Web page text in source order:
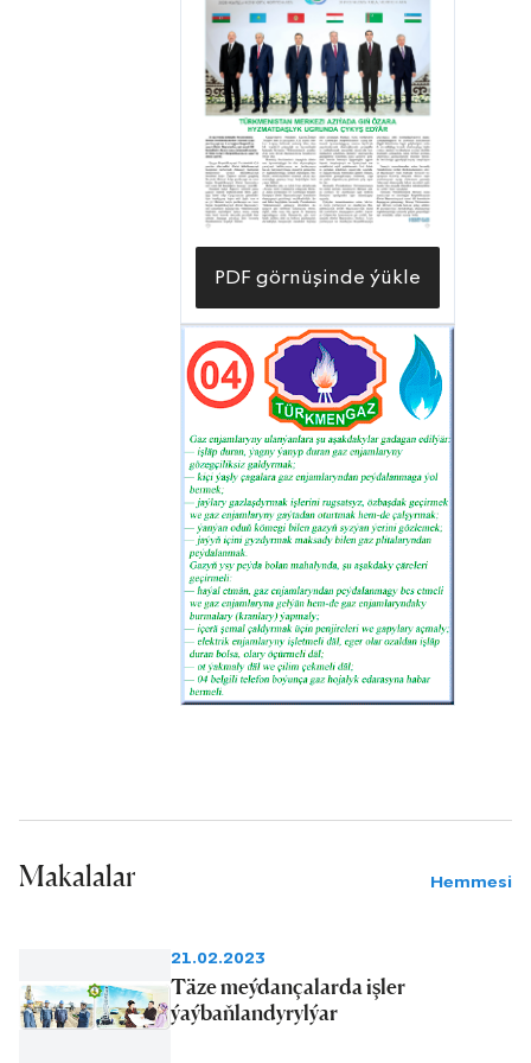
sag kenarynda ýerleşýän bu sagaldyş
merkezi bäş gektara golaý meýdany
tutýar. Şypahananyň bütin çägi dürli
saýaly, miweli baglar, üzümçilik, güller
bilen gurşalan.
PDF görnüşinde ýükle
Makalalar Hemmesi
21.02.2023
Täze meýdançalarda işler
ýaýbaňlandyrylýar